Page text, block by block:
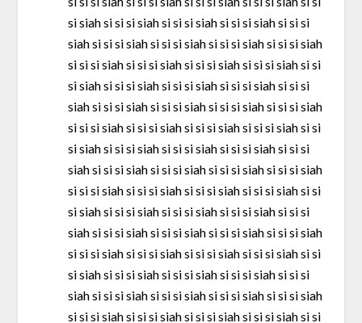
si siah si si si siah si si si siah si si si siah si si si
siah si si si siah si si si siah si si si siah si si si siah
si si si siah si si si siah si si si siah si si si siah si si
si siah si si si siah si si si siah si si si siah si si si
siah si si si siah si si si siah si si si siah si si si siah
si si si siah si si si siah si si si siah si si si siah si si
si siah si si si siah si si si siah si si si siah si si si
siah si si si siah si si si siah si si si siah si si si siah
si si si siah si si si siah si si si siah si si si siah si si
si siah si si si siah si si si siah si si si siah si si si
siah si si si siah si si si siah si si si siah si si si siah
si si si siah si si si siah si si si siah si si si siah si si
si siah si si si siah si si si siah si si si siah si si si
siah si si si siah si si si siah si si si siah si si si siah
si si si siah si si si siah si si si siah si si si siah si si